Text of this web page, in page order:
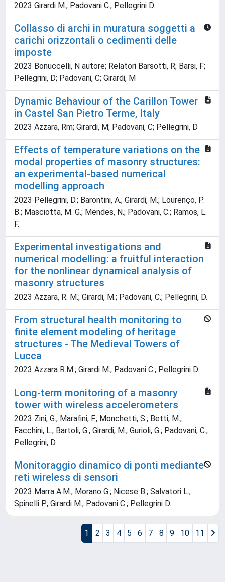
2023 Girardi M.; Padovani C.; Pellegrini D.
Collasso di archi in muratura soggetti a
carichi orizzontali o cedimenti delle
imposte
2023 Bonuccelli, N autore; Relatori Barsotti, R; Barsi, F;
Pellegrini, D; Padovani, C; Girardi, M
Dynamic Behaviour of the Carillon Tower
in Castel San Pietro Terme, Italy
2023 Azzara, Rm; Girardi, M; Padovani, C; Pellegrini, D
Effects of temperature variations on the
modal properties of masonry structures:
an experimental-based numerical
modelling approach
2023 Pellegrini, D.; Barontini, A.; Girardi, M.; Lourenço, P.
B.; Masciotta, M. G.; Mendes, N.; Padovani, C.; Ramos, L.
F.
Experimental investigations and
numerical modelling: a fruitful interaction
for the nonlinear dynamical analysis of
masonry structures
2023 Azzara, R. M.; Girardi, M.; Padovani, C.; Pellegrini, D.
From structural health monitoring to
finite element modeling of heritage
structures - The Medieval Towers of
Lucca
2023 Azzara R.M.; Girardi M.; Padovani C.; Pellegrini D.
Long-term monitoring of a masonry
tower with wireless accelerometers
2023 Zini, G.; Marafini, F.; Monchetti, S.; Betti, M.;
Facchini, L.; Bartoli, G.; Girardi, M.; Gurioli, G.; Padovani, C.;
Pellegrini, D.
Monitoraggio dinamico di ponti mediante
reti wireless di sensori
2023 Marra A.M.; Morano G.; Nicese B.; Salvatori L.;
Spinelli P.; Girardi M.; Padovani C.; Pellegrini D.
1 2 3 4 5 6 7 8 9 10 11